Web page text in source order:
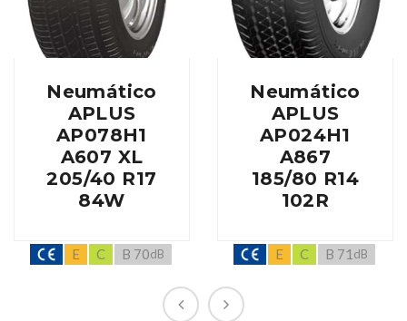
Neumático
APLUS
AP078H1
A607 XL
205/40 R17
84W
E C B 70dB
Neumático
APLUS
AP024H1
A867
185/80 R14
102R
E C B 71 dB